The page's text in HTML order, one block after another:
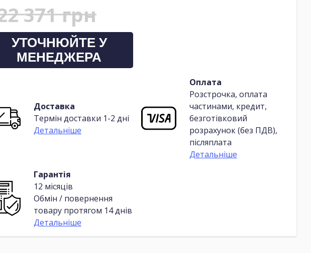
371 грн
УТОЧНЮЙТЕ У
МЕНЕДЖЕРА
Доставка
Термін доставки 1-2 дні
Детальніше
Оплата
Розстрочка, оплата
частинами, кредит,
безготівковий
розрахунок (без ПДВ),
післяплата
Детальніше
Гарантія
12 місяців
Обмін / повернення
товару протягом 14 днів
Детальніше